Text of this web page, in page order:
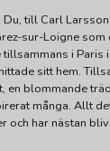
till Carl
sur-Loigne
i Paris
sitt hem.
en blommande
många. Allt
och har nästan